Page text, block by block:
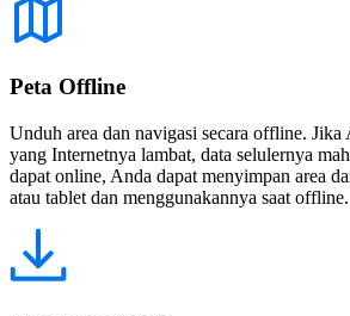
Peta Offline
Unduh area dan navigasi secara offline. Jika
yang Internetnya lambat, data selulernya
dapat online, Anda dapat menyimpan area
atau tablet dan menggunakannya saat offline.